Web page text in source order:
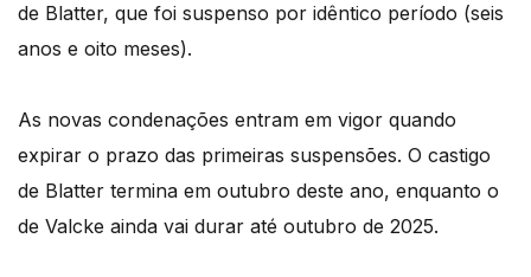
de Blatter, que foi suspenso por idêntico período (seis
anos e oito meses).
As novas condenações entram em vigor quando
expirar o prazo das primeiras suspensões. O castigo
de Blatter termina em outubro deste ano, enquanto o
de Valcke ainda vai durar até outubro de 2025.